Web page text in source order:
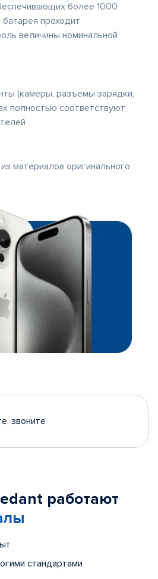
более 1000
проходит
величины номинальной
(камеры, разъемы зарядки,
полностью соответствуют
материалов оригинального
звоните
работают
стандартами